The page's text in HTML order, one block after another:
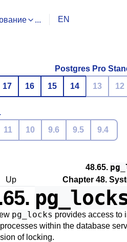
... EN
Postgres Pro
17 16 15 14 13 12
11 10 9.6 9.5 9.4
48.65.
Up Chapter 48.
pg_locks provides access to
within the database
of locking.